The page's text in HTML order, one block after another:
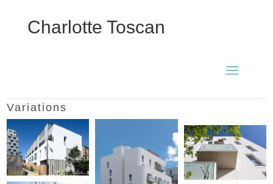
Charlotte Toscan
Variations